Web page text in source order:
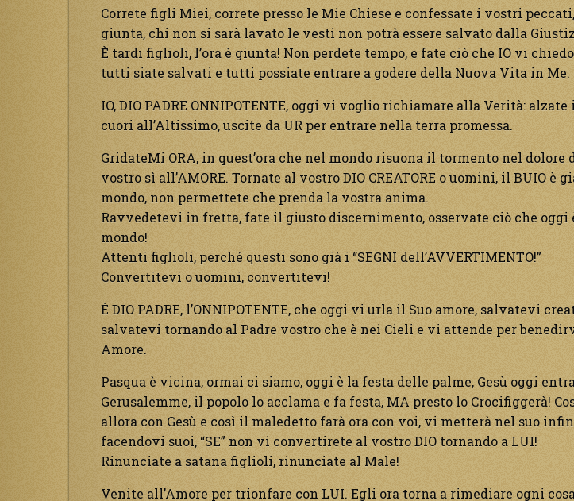
Correte figli Miei, correte presso le Mie Chiese e confessate i vostri peccati,
giunta, chi non si sarà lavato le vesti non potrà essere salvato dalla
È tardi figlioli, l’ora è giunta! Non perdete tempo, e fate ciò che IO vi
tutti siate salvati e tutti possiate entrare a godere della Nuova Vita in Me.
IO, DIO PADRE ONNIPOTENTE, oggi vi voglio richiamare alla Verità:
cuori all’Altissimo, uscite da UR per entrare nella terra promessa.
GridateMi ORA, in quest’ora che nel mondo risuona il tormento nel dolore
vostro sì all’AMORE. Tornate al vostro DIO CREATORE o uomini, il BUIO è
mondo, non permettete che prenda la vostra anima.
Ravvedetevi in fretta, fate il giusto discernimento, osservate ciò che oggi
mondo!
Attenti figlioli, perché questi sono già i “SEGNI dell’AVVERTIMENTO!”
Convertitevi o uomini, convertitevi!
È DIO PADRE, l’ONNIPOTENTE, che oggi vi urla il Suo amore, salvatevi
salvatevi tornando al Padre vostro che è nei Cieli e vi attende per
Amore.
Pasqua è vicina, ormai ci siamo, oggi è la festa delle palme, Gesù oggi
Gerusalemme, il popolo lo acclama e fa festa, MA presto lo Crocifiggerà!
allora con Gesù e così il maledetto farà ora con voi, vi metterà nel suo
facendovi suoi, “SE” non vi convertirete al vostro DIO tornando a LUI!
Rinunciate a satana figlioli, rinunciate al Male!
Venite all’Amore per trionfare con LUI. Egli ora torna a rimediare ogni